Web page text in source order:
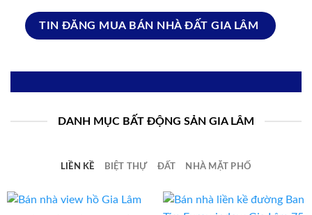
TIN ĐĂNG MUA BÁN NHÀ ĐẤT GIA LÂM
DANH MỤC BẤT ĐỘNG SẢN GIA LÂM
LIỀN KỀ BIỆT THỰ ĐẤT NHÀ MẶT PHỐ